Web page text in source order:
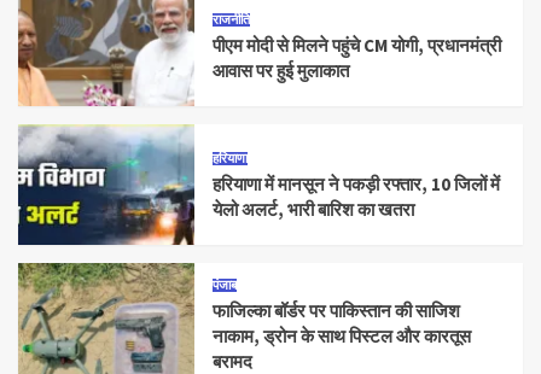
राजनीति
पीएम मोदी से मिलने पहुंचे CM योगी, प्रधानमंत्री
आवास पर हुई मुलाकात
हरियाणा
हरियाणा में मानसून ने पकड़ी रफ्तार, 10 जिलों में
येलो अलर्ट, भारी बारिश का खतरा
पंजाब
फाजिल्का बॉर्डर पर पाकिस्तान की साजिश
नाकाम, ड्रोन के साथ पिस्टल और कारतूस
बरामद